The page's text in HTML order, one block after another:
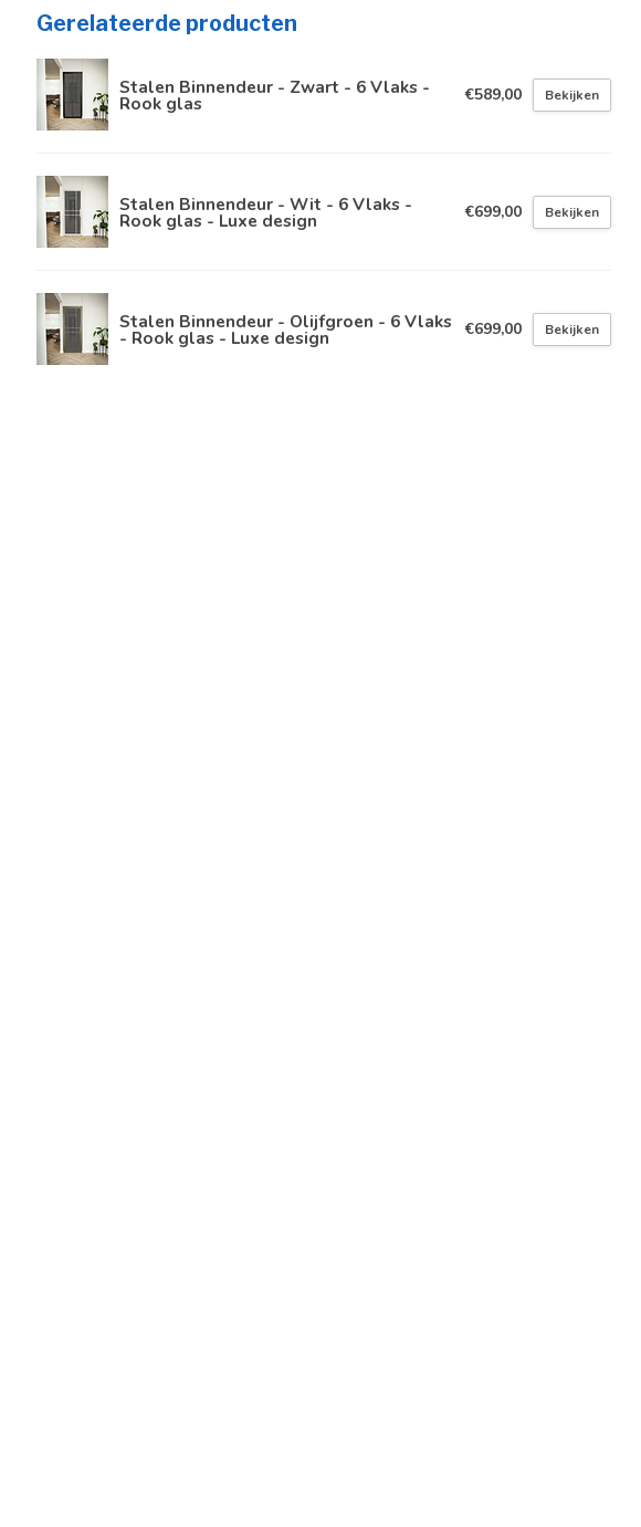
Gerelateerde producten
Stalen Binnendeur - Zwart - 6 Vlaks -
Rook glas €589,00 Bekijken
Stalen Binnendeur - Wit - 6 Vlaks -
Rook glas - Luxe design €699,00 Bekijken
Stalen Binnendeur - Olijfgroen - 6 Vlaks
- Rook glas - Luxe design €699,00 Bekijken